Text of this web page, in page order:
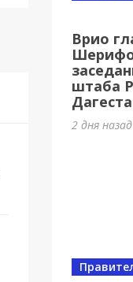
МБУ
3 дня
Врио
штаба
2 дня